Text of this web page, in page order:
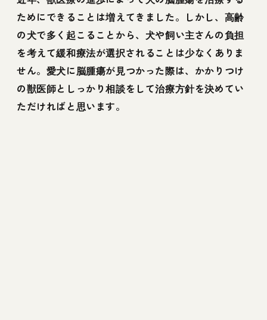
ためにできることは増えてきました。しかし、高齢
の犬で多く起こることから、犬や飼い主さんの負担
を考えて緩和療法が選択されることは少なくありま
せん。愛犬に脳腫瘍が見つかった際は、かかりつけ
の獣医師としっかり相談をして治療方針を決めてい
ただければと思います。